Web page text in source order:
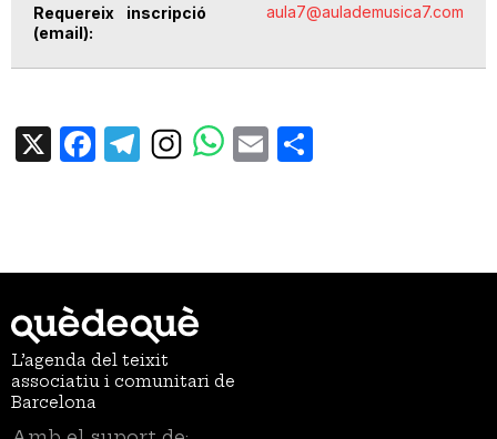
Requereix inscripció
(email)
aula7@aulademusica7.com
X Facebook
TelegramEmail
L’agenda del teixit
associatiu i comunitari de
Barcelona